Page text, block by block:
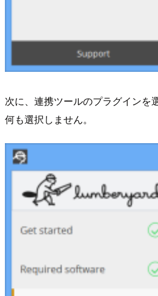
次に、連携ツールのプラグインを
何も選択しません。